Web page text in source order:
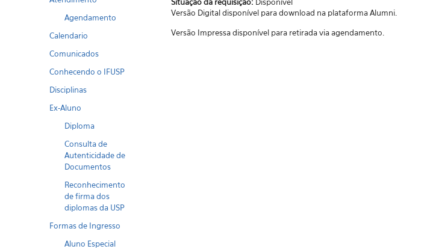
Agendamento
Calendario
Comunicados
Conhecendo o IFUSP
Disciplinas
Ex-Aluno
Diploma
Consulta de
Autenticidade de
Documentos
Reconhecimento
de firma dos
diplomas da USP
Formas de Ingresso
Aluno Especial
Versão Digital disponível para download na plataforma Alumni.
Versão Impressa disponível para retirada via agendamento.